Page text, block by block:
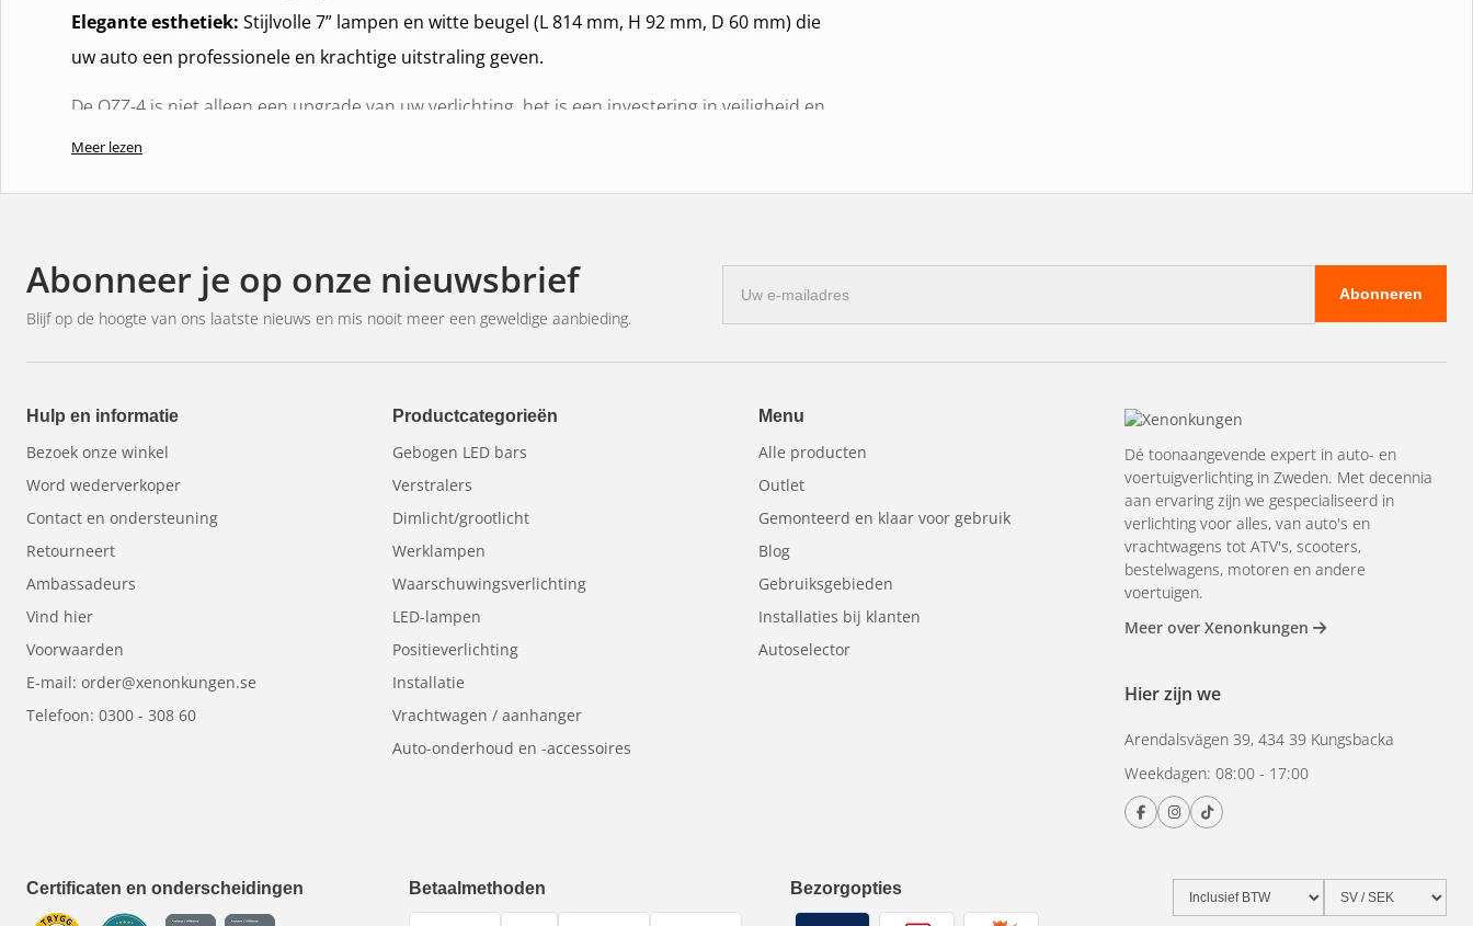
Elegante esthetiek: Stijlvolle 7” lampen en witte beugel (L 814 mm, H 92 mm, D 60 mm) die
uw auto een professionele en krachtige uitstraling geven.
De OZZ-4 is niet alleen een upgrade van uw verlichting, het is een investering in veiligheid en
stijl. Gun uzelf de gemoedsrust en helderheid die u verdient tijdens al uw reizen, ongeacht
Meer lezen
Abonneer je op onze nieuwsbrief
Blijf op de hoogte van ons laatste nieuws en mis nooit meer een geweldige aanbieding.
mailadres
Abonneren
Hulp en informatie
Bezoek onze winkel
Word wederverkoper
Contact en ondersteuning
Retourneert
Ambassadeurs
Vind hier
Voorwaarden
E-mail: order@xenonkungen.se
Telefoon: 0300 - 308 60
Productcategorieën
Gebogen LED bars
Verstralers
Dimlicht/grootlicht
Werklampen
Waarschuwingsverlichting
LED-lampen
Positieverlichting
Installatie
Vrachtwagen / aanhanger
Auto-onderhoud en -accessoires
Menu
Alle producten
Outlet
Gemonteerd en klaar voor gebruik
Blog
Gebruiksgebieden
Installaties bij klanten
Autoselector
Dé toonaangevende expert in auto- en
voertuigverlichting in Zweden. Met decennia
aan ervaring zijn we gespecialiseerd in
verlichting voor alles, van auto's en
vrachtwagens tot ATV's, scooters,
bestelwagens, motoren en andere
voertuigen.
Meer over Xenonkungen
Hier zijn we
Arendalsvägen 39, 434 39 Kungsbacka
Weekdagen: 08:00 - 17:00
Certificaten en onderscheidingen Betaalmethoden Bezorgopties